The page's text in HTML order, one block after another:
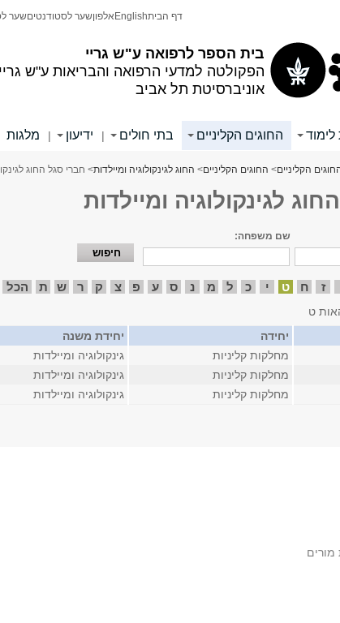
בית הספר לרפואה ע"ש גריי
הפקולטה למדעי הרפואה והבריאות ע"ש גריי
אוניברסיטת תל אביב
דף הביתEnglish אלפוןשער לסטודנטיםשער
לימוד החוגים הקליניים בתי חולים | ידיעון | מלגות
הקליניים> החוגים הקליניים> החוג לגינקולוגיה ומיילדות> חברי סגל החוג
לגינקולוגיה ומיילדות
שם משפחה:
ז ח ט י כ ל מ נ ס ע פ צ ק ר ש ת הכל
ט
יחידה יחידת משנה
מחלקות קליניות גינקולוגיה ומיילדות
מחלקות קליניות גינקולוגיה ומיילדות
מחלקות קליניות גינקולוגיה ומיילדות
מורים